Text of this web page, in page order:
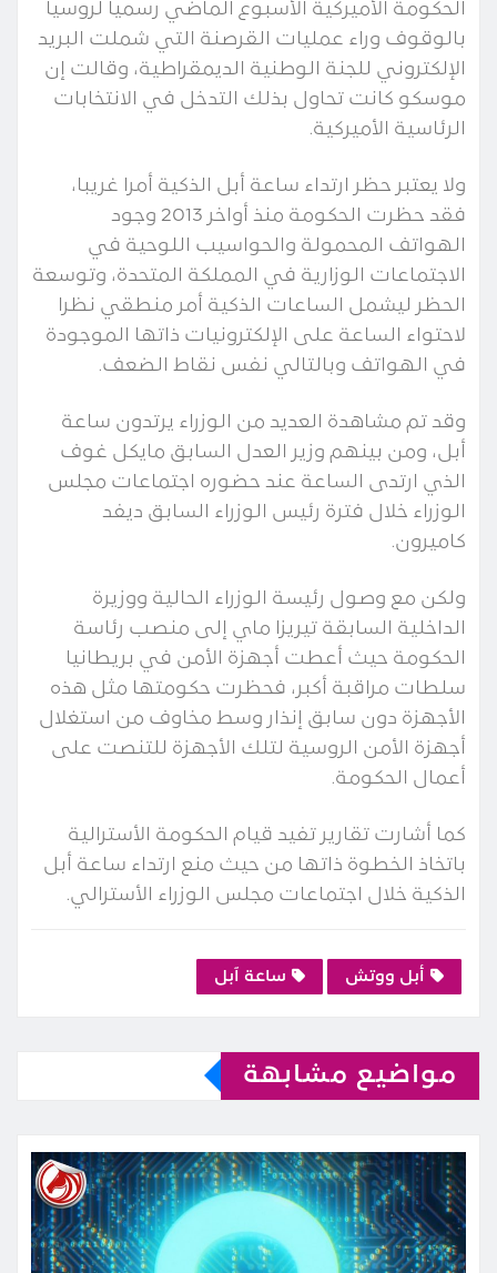
الحكومة الأميركية الأسبوع الماضي رسميا لروسيا
بالوقوف وراء عمليات القرصنة التي شملت البريد
الإلكتروني للجنة الوطنية الديمقراطية، وقالت إن
موسكو كانت تحاول بذلك التدخل في الانتخابات
الرئاسية الأميركية.
ولا يعتبر حظر ارتداء ساعة أبل الذكية أمرا غريبا،
فقد حظرت الحكومة منذ أواخر 2013 وجود
الهواتف المحمولة والحواسيب اللوحية في
الاجتماعات الوزارية في المملكة المتحدة، وتوسعة
الحظر ليشمل الساعات الذكية أمر منطقي نظرا
لاحتواء الساعة على الإلكترونيات ذاتها الموجودة
في الهواتف وبالتالي نفس نقاط الضعف.
وقد تم مشاهدة العديد من الوزراء يرتدون ساعة
أبل، ومن بينهم وزير العدل السابق مايكل غوف
الذي ارتدى الساعة عند حضوره اجتماعات مجلس
الوزراء خلال فترة رئيس الوزراء السابق ديفد
كاميرون.
ولكن مع وصول رئيسة الوزراء الحالية ووزيرة
الداخلية السابقة تيريزا ماي إلى منصب رئاسة
الحكومة حيث أعطت أجهزة الأمن في بريطانيا
سلطات مراقبة أكبر، فحظرت حكومتها مثل هذه
الأجهزة دون سابق إنذار وسط مخاوف من استغلال
أجهزة الأمن الروسية لتلك الأجهزة للتنصت على
أعمال الحكومة.
كما أشارت تقارير تفيد قيام الحكومة الأسترالية
باتخاذ الخطوة ذاتها من حيث منع ارتداء ساعة أبل
الذكية خلال اجتماعات مجلس الوزراء الأسترالي.
أبل ووتش ساعة آبل
مواضيع مشابهة